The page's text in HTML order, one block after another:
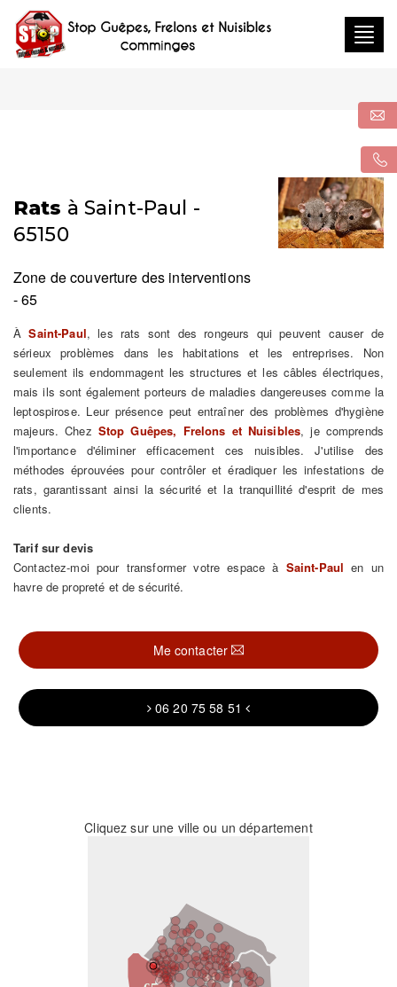
Rats à Saint-Paul -
65150
Zone de couverture des interventions
- 65
ÀSaint-Paul, les rats sont des rongeurs qui peuvent causer de
sérieux problèmes dans les habitations et les entreprises. Non
seulement ils endommagent les structures et les câbles électriques,
mais ils sont également porteurs de maladies dangereuses comme la
leptospirose. Leur présence peut entraîner des problèmes d'hygiène
majeurs. Chez Stop Guêpes, Frelons et Nuisibles, je comprends
l'importance d'éliminer efficacement ces nuisibles. J'utilise des
méthodes éprouvées pour contrôler et éradiquer les infestations de
rats, garantissant ainsi la sécurité et la tranquillité d'esprit de mes
clients.
Tarif sur devis
Contactez-moi pour transformer votre espace à Saint-Paul en un
havre de propreté et de sécurité.
Me contacter
06 20 75 58 51
Cliquez sur une ville ou un département
31